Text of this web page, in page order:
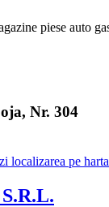
piese auto
Nr. 304
localizarea pe harta